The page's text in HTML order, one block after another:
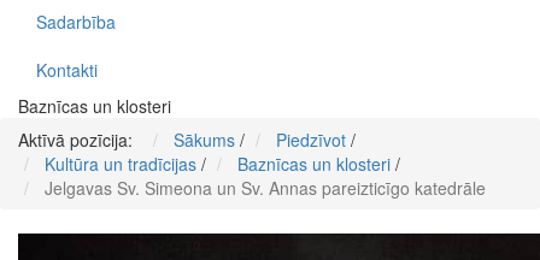
Sadarbība
Kontakti
Baznīcas un klosteri
Aktīvā pozīcija:
Sākums / Piedzīvot /
Kultūra un tradīcijas / Baznīcas un klosteri /
Jelgavas Sv. Simeona un Sv. Annas pareizticīgo katedrāle